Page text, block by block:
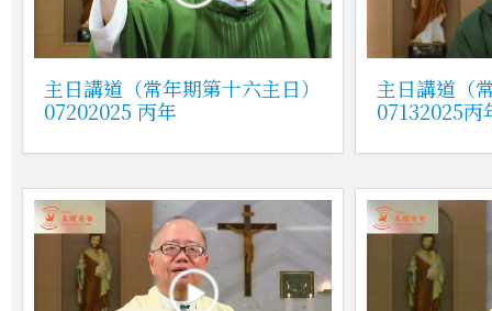
主日講道（常年期第十六主日）
07202025 丙年
主日講道（
07132025丙